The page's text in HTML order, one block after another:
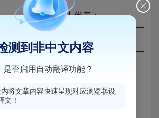
采购人代表：
评审专家：
费标准及金额：
费标准：
测到非中文内容
是否启用自动翻译功能？
将文章内容快速呈现对应浏览器设
文！